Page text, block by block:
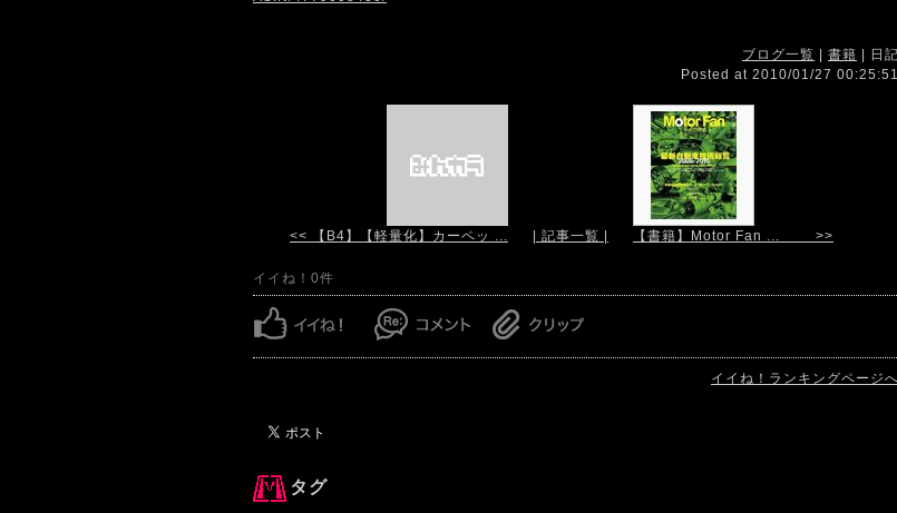
ブログ一覧 | 書籍 | 日記
Posted at 2010/01/27 00:25:51
<< 【B4】【軽量化】カーペッ ... | 記事一覧 | 【書籍】Motor Fan ... >>
イイね！0件
イイね！ランキングページへ
タグ